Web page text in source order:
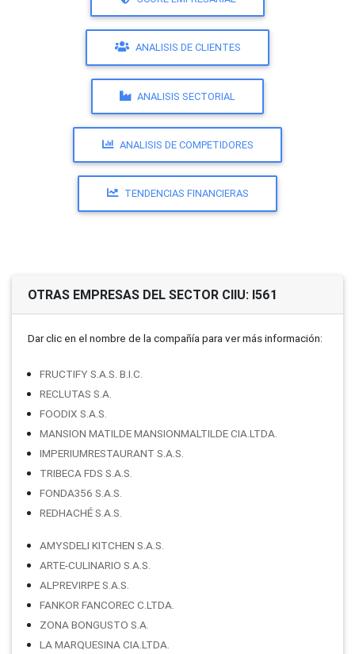
ANALISIS DE CLIENTES
ANALISIS SECTORIAL
ANALISIS DE COMPETIDORES
TENDENCIAS FINANCIERAS
OTRAS EMPRESAS DEL SECTOR CIIU: I561
Dar clic en el nombre de la compañí­a para ver más información:
FRUCTIFY S.A.S. B.I.C.
RECLUTAS S.A.
FOODIX S.A.S.
MANSION MATILDE MANSIONMALTILDE CIA.LTDA.
IMPERIUMRESTAURANT S.A.S.
TRIBECA FDS S.A.S.
FONDA356 S.A.S.
REDHACHÉ S.A.S.
AMYSDELI KITCHEN S.A.S.
ARTE-CULINARIO S.A.S.
ALPREVIRPE S.A.S.
FANKOR FANCOREC C.LTDA.
ZONA BONGUSTO S.A.
LA MARQUESINA CIA.LTDA.